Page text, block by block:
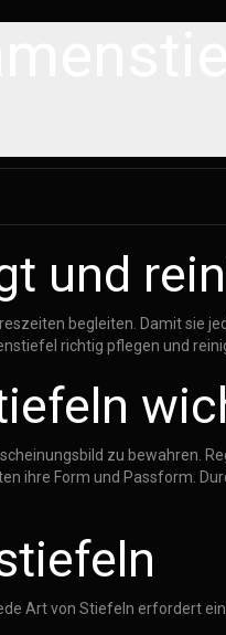
und
begleiten. Damit sie
richtig pflegen und
zu bewahren.
ihre Form und Passform.
Art von Stiefeln erfordert